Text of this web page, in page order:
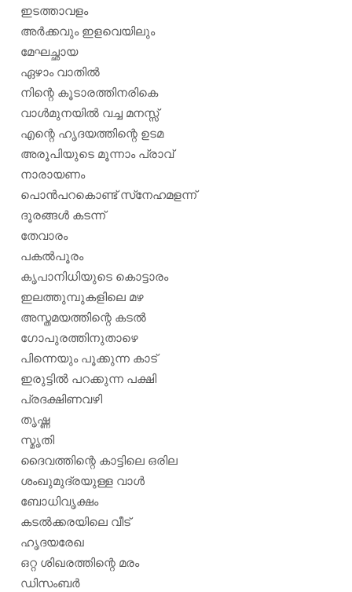
ഇടത്താവളം
അര്‍ക്കവും ഇളവെയിലും
മേഘച്ഛായ
ഏഴാം വാതില്‍
നിന്റെ കൂടാരത്തിനരികെ
വാള്‍മുനയില്‍ വച്ച മനസ്സ്
എന്റെ ഹൃദയത്തിന്റെ ഉടമ
അരൂപിയുടെ മൂന്നാം പ്രാവ്
നാരായണം
പൊന്‍പറകൊണ്ട് സ്‌നേഹമളന്ന്
ദൂരങ്ങള്‍ കടന്ന്
തേവാരം
പകല്‍പൂരം
കൃപാനിധിയുടെ കൊട്ടാരം
ഇലത്തുമ്പുകളിലെ മഴ
അസ്തമയത്തിന്റെ കടല്‍
ഗോപുരത്തിനുതാഴെ
പിന്നെയും പൂക്കുന്ന കാട്
ഇരുട്ടില്‍ പറക്കുന്ന പക്ഷി
പ്രദക്ഷിണവഴി
തൃഷ്ണ
സ്മൃതി
ദൈവത്തിന്റെ കാട്ടിലെ ഒരില
ശംഖുമുദ്രയുള്ള വാള്‍
ബോധിവൃക്ഷം
കടല്‍ക്കരയിലെ വീട്
ഹൃദയരേഖ
ഒറ്റ ശിഖരത്തിന്റെ മരം
ഡിസംബര്‍